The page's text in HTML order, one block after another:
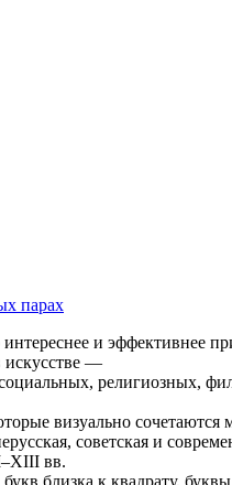
парах
и эффективнее
искусстве —
религиозных,
визуально
советская и
вв.
близка к квадрату,